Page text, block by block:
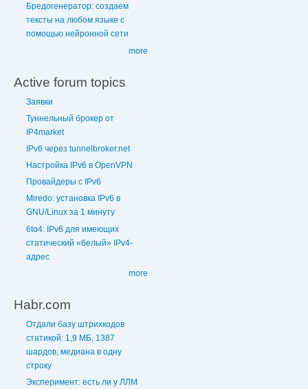
Бредогенератор: создаем
тексты на любом языке с
помощью нейронной сети
more
Active forum topics
Заявки
Туннельный брокер от
IP4market
IPv6 через tunnelbroker.net
Настройка IPv6 в OpenVPN
Провайдеры с IPv6
Miredo: установка IPv6 в
GNU/Linux за 1 минуту
6to4: IPv6 для имеющих
статический «белый» IPv4-
адрес
more
Habr.com
Отдали базу штрихкодов
статикой: 1,9 МБ, 1387
шардов, медиана в одну
строку
Эксперимент: есть ли у ЛЛМ